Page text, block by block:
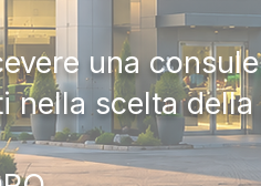
una
nella scelta